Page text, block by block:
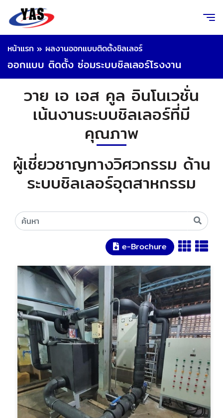
หน้าแรก » ผลงานออกแบบติดตั้งชิลเลอร์
ออกแบบ ติดตั้ง ซ่อมระบบชิลเลอร์โรงงาน
วาย เอ เอส คูล อินโนเวชั่น
เน้นงานระบบชิลเลอร์ที่มี
คุณภาพ
ผู้เชี่ยวชาญทางวิศวกรรม ด้าน
ระบบชิลเลอร์อุตสาหกรรม
e-Brochure